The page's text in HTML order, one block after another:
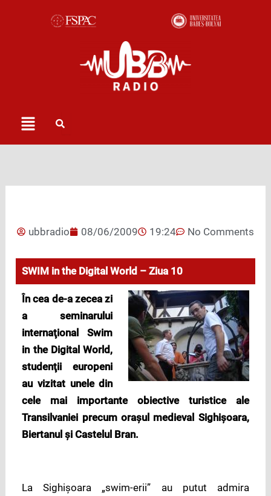
Menu
ubbradio 08/06/2009 19:24 No Comments
SWIM in the Digital World – Ziua 10
În cea de-a zecea zi
a seminarului
internaţional Swim
in the Digital World,
studenţii europeni
au vizitat unele din
cele mai importante obiective turistice ale
Transilvaniei precum oraşul medieval Sighişoara,
Biertanul şi Castelul Bran.
La Sighişoara „swim-erii” au putut admira